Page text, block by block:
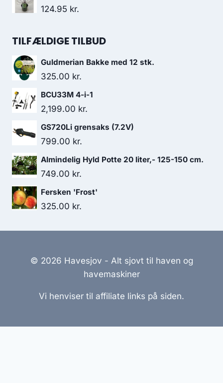
124.95 kr.
TILFÆLDIGE TILBUD
Guldmerian Bakke med 12 stk.
325.00 kr.
BCU33M 4-i-1
2,199.00 kr.
GS720Li grensaks (7.2V)
799.00 kr.
Almindelig Hyld Potte 20 liter,- 125-150 cm.
749.00 kr.
Fersken 'Frost'
325.00 kr.
© 2026 Havesjov - Alt sjovt til haven og
havemaskiner
Vi henviser til affiliate links på siden.